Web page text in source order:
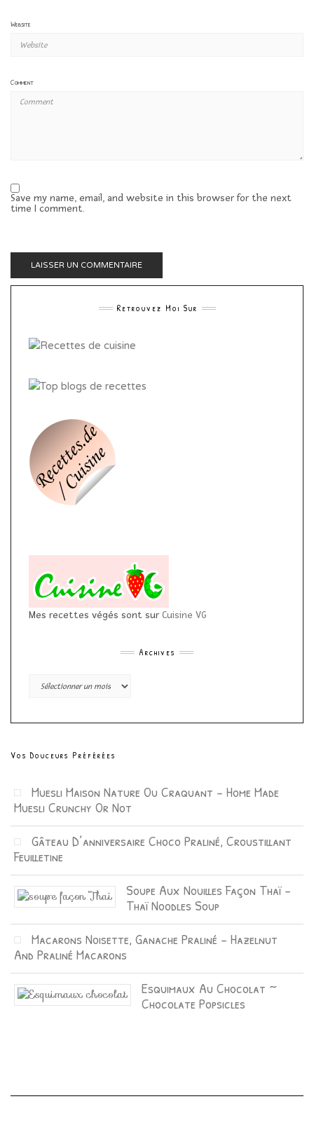
Website
Comment
Save my name, email, and website in this browser for the next
time I comment.
Retrouvez Moi Sur
Mes recettes végés sont sur Cuisine VG
Archives
Archives
Vos Douceurs Préférées
Muesli Maison Nature Ou Craquant – Home Made
Muesli Crunchy Or Not
Gâteau D’anniversaire Choco Praliné, Croustillant
Feuilletine
Soupe Aux Nouilles Façon Thaï –
Thaï Noodles Soup
Macarons Noisette, Ganache Praliné – Hazelnut
And Praliné Macarons
Esquimaux Au Chocolat ~
Chocolate Popsicles